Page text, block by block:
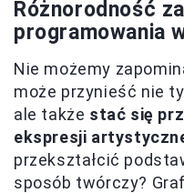
Różnorodność
programowania
Nie możemy
może przynieść nie
ale także stać się
ekspresji
przekształcić
sposób twórczy?